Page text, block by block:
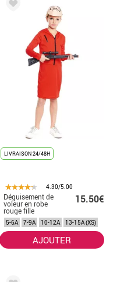
LIVRAISON 24/48H
4.30/5.00
Déguisement de
voleur en robe
rouge fille
15.50€
5-6A 7-9A 10-12A 13-15A (XS)
AJOUTER